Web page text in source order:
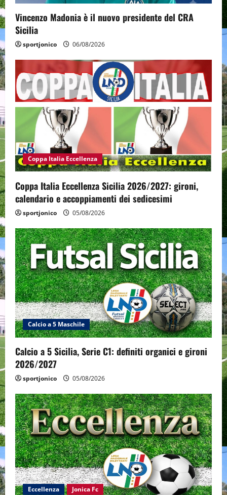
Vincenzo Madonia è il nuovo presidente del CRA
Sicilia
sportjonico 06/08/2026
Coppa Italia Eccellenza
Coppa Italia Eccellenza Sicilia 2026/2027: gironi,
calendario e accoppiamenti dei sedicesimi
sportjonico 05/08/2026
Calcio a 5 Maschile
Calcio a 5 Sicilia, Serie C1: definiti organici e gironi
2026/2027
sportjonico 05/08/2026
Eccellenza Jonica Fc